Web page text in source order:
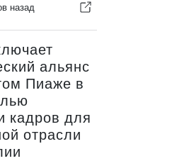
назад
альянс
Пиаже в
кадров для
отрасли